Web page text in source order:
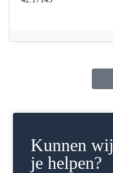
Kunnen wij
je helpen?